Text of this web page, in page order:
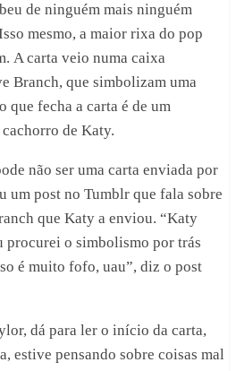
de ninguém mais ninguém
mesmo, a maior rixa do pop
A carta veio numa caixa
Branch, que simbolizam uma
que fecha a carta é de um
de Katy.
não ser uma carta enviada por
um post no Tumblr que fala sobre
que Katy a enviou. “Katy
procurei o simbolismo por trás
é muito fofo, uau”, diz o post
dá para ler o início da carta,
estive pensando sobre coisas mal